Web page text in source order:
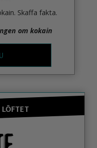
Skaffa fakta.
om kokain
LÖFTET